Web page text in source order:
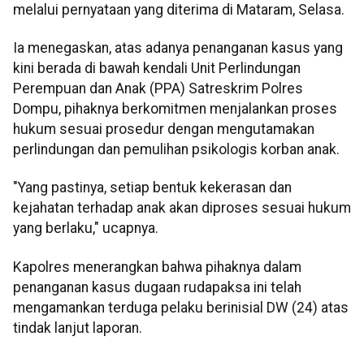
melalui pernyataan yang diterima di Mataram, Selasa.
Ia menegaskan, atas adanya penanganan kasus yang
kini berada di bawah kendali Unit Perlindungan
Perempuan dan Anak (PPA) Satreskrim Polres
Dompu, pihaknya berkomitmen menjalankan proses
hukum sesuai prosedur dengan mengutamakan
perlindungan dan pemulihan psikologis korban anak.
"Yang pastinya, setiap bentuk kekerasan dan
kejahatan terhadap anak akan diproses sesuai hukum
yang berlaku," ucapnya.
Kapolres menerangkan bahwa pihaknya dalam
penanganan kasus dugaan rudapaksa ini telah
mengamankan terduga pelaku berinisial DW (24) atas
tindak lanjut laporan.